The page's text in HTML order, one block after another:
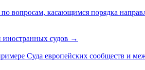
вопросам, касающимся порядка
судов →
Суда европейских сообществ и